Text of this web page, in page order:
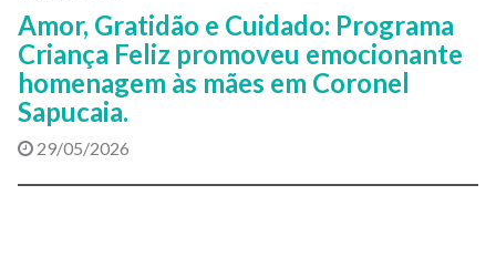
Amor, Gratidão e Cuidado: Programa
Criança Feliz promoveu emocionante
homenagem às mães em Coronel
Sapucaia.
29/05/2026